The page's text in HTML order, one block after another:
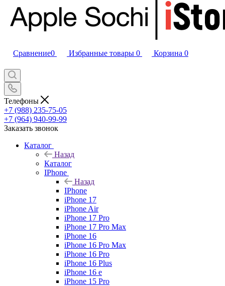
Сравнение0 Избранные товары 0 Корзина 0
Телефоны
+7 (988) 235-75-05
+7 (964) 940-99-99
Заказать звонок
Каталог
Назад
Каталог
IPhone
Назад
IPhone
iPhone 17
iPhone Air
iPhone 17 Pro
iPhone 17 Pro Max
iPhone 16
iPhone 16 Pro Max
iPhone 16 Pro
iPhone 16 Plus
iPhone 16 e
iPhone 15 Pro